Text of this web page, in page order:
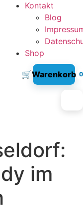
Kontakt
Blog
Shop
🛒Warenkorb
im